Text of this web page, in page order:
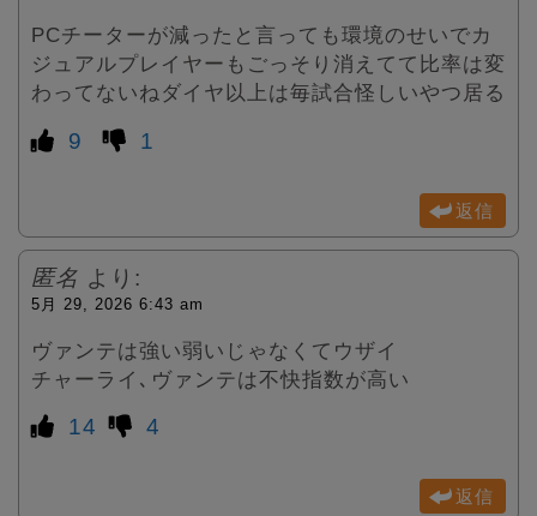
PCチーターが減ったと言っても環境のせいでカ
ジュアルプレイヤーもごっそり消えてて比率は変
わってないねダイヤ以上は毎試合怪しいやつ居る
9 1
返信
匿名 より:
5月 29, 2026 6:43 am
ヴァンテは強い弱いじゃなくてウザイ
チャーライ､ヴァンテは不快指数が高い
14 4
返信